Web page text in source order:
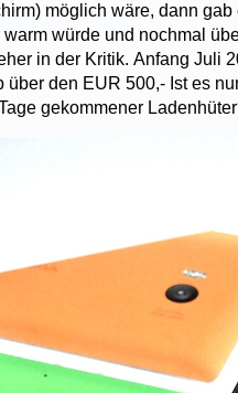
möglich wäre, dann
würde und nochmal
in der Kritik. Anfang Juli
über den EUR 500,- Ist es
gekommener